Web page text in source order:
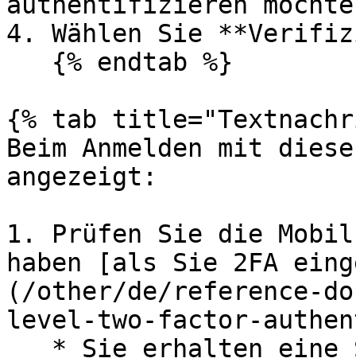
4. Wählen Sie
{% tab
Beim Anmelden mit
angezeigt:
1. Prüfen Sie die
haben [als Sie 2FA
(/other/de/reference-
level-two-factor-